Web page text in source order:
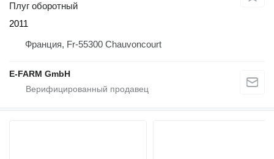
Плуг оборотный
2011
Франция, Fr-55300 Chauvoncourt
E-FARM GmbH